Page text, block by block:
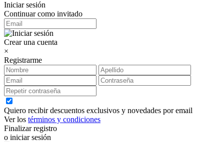
Iniciar sesión
Continuar como invitado
Crear una cuenta
×
Registrarme
Quiero recibir descuentos exclusivos y novedades por email
Ver los términos y condiciones
Finalizar registro
o iniciar sesión